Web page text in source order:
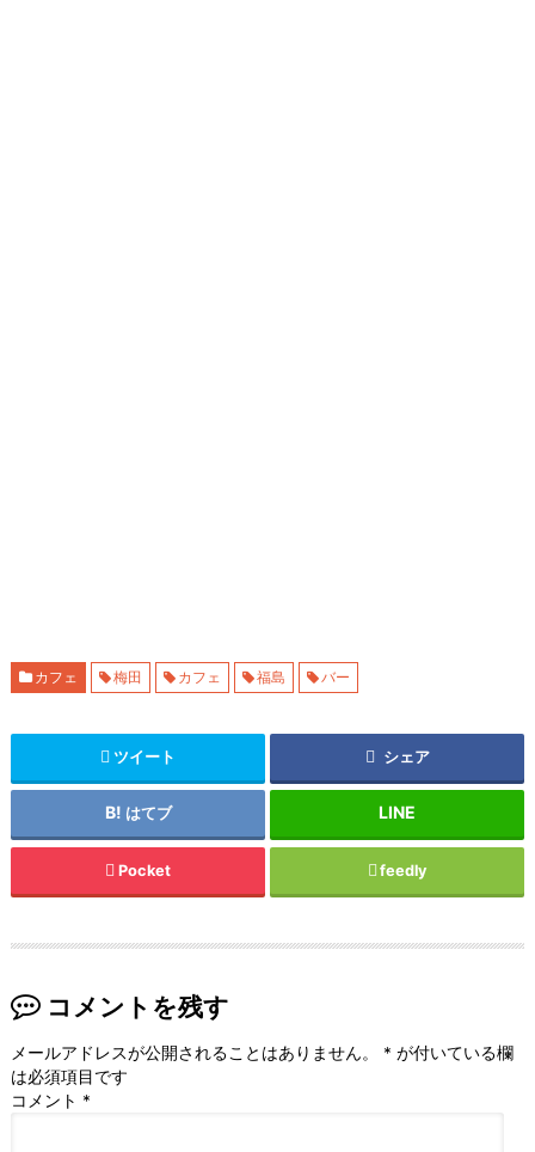
カフェ 梅田 カフェ 福島 バー
ツイート シェア
はてブ
Pocket feedly
コメントを残す
メールアドレスが公開されることはありません。 * が付いている欄
は必須項目です
コメント *